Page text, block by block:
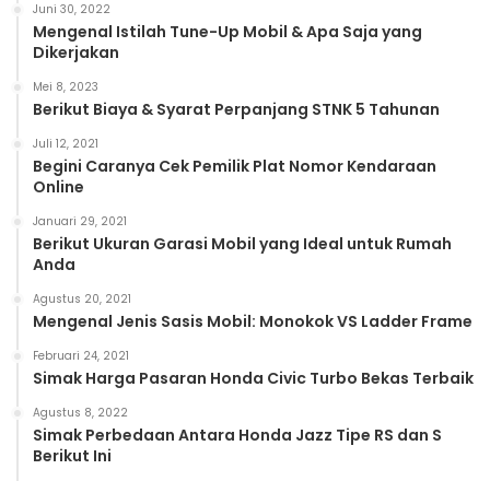
Juni 30, 2022
Mengenal Istilah Tune-Up Mobil & Apa Saja yang
Dikerjakan
Mei 8, 2023
Berikut Biaya & Syarat Perpanjang STNK 5 Tahunan
Juli 12, 2021
Begini Caranya Cek Pemilik Plat Nomor Kendaraan
Online
Januari 29, 2021
Berikut Ukuran Garasi Mobil yang Ideal untuk Rumah
Anda
Agustus 20, 2021
Mengenal Jenis Sasis Mobil: Monokok VS Ladder Frame
Februari 24, 2021
Simak Harga Pasaran Honda Civic Turbo Bekas Terbaik
Agustus 8, 2022
Simak Perbedaan Antara Honda Jazz Tipe RS dan S
Berikut Ini